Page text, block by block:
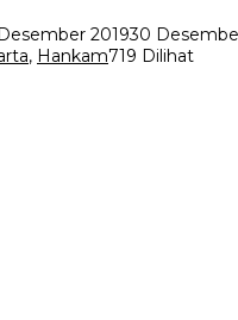
201930
, Hankam719 Dilihat